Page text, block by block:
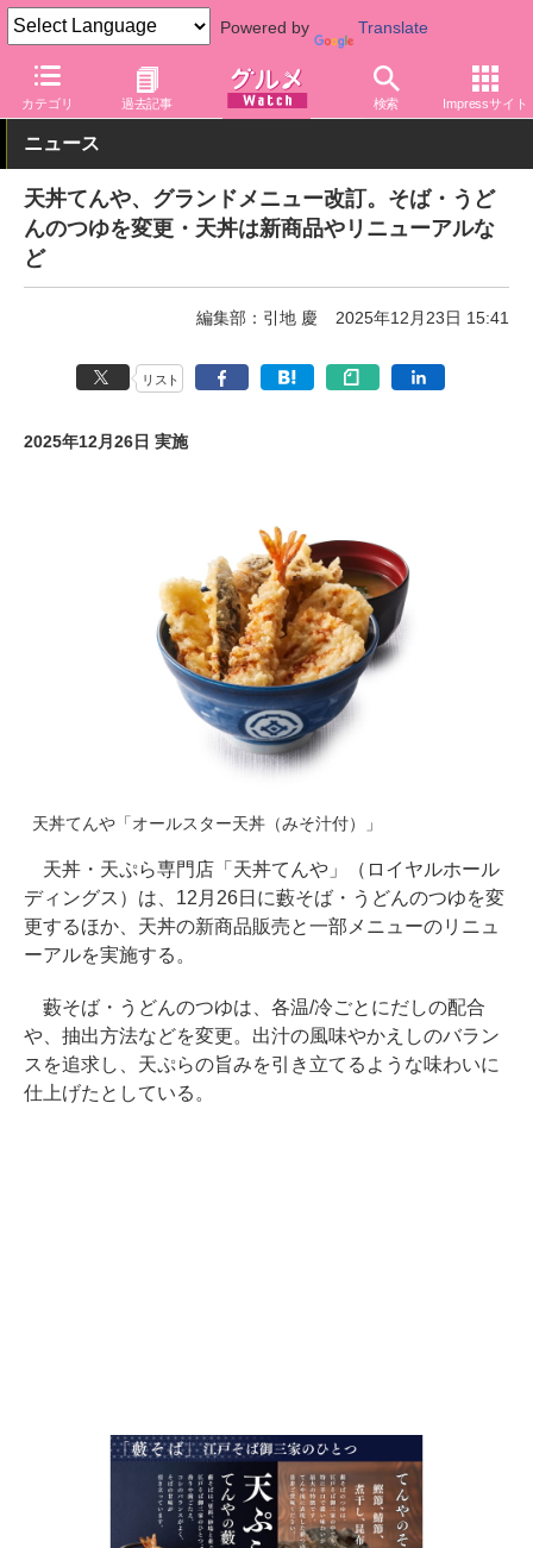
Powered by Translate
カテゴリ 過去記事 検索 Impressサイト
グルメ Watch 店舗 丼もの 天丼てんや
ニュース
天丼てんや、グランドメニュー改訂。そば・うど
んのつゆを変更・天丼は新商品やリニューアルな
ど
編集部：引地 慶 2025年12月23日 15:41
リスト
2025年12月26日 実施
天丼てんや「オールスター天丼（みそ汁付）」
天丼・天ぷら専門店「天丼てんや」（ロイヤルホール
ディングス）は、12月26日に藪そば・うどんのつゆを変
更するほか、天丼の新商品販売と一部メニューのリニュ
ーアルを実施する。
藪そば・うどんのつゆは、各温/冷ごとにだしの配合
や、抽出方法などを変更。出汁の風味やかえしのバラン
スを追求し、天ぷらの旨みを引き立てるような味わいに
仕上げたとしている。